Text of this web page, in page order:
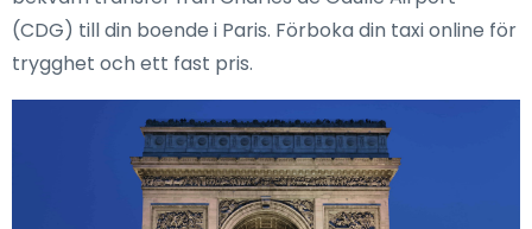
(CDG) till din boende i Paris. Förboka din taxi online för
trygghet och ett fast pris.